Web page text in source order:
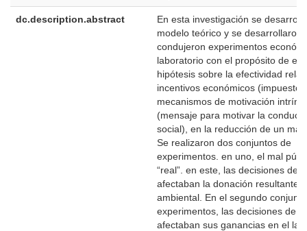
dc.description.abstract
En esta investigación se
modelo teórico y se desarrollaron
condujeron experimentos
laboratorio con el propósito de
hipótesis sobre la efectividad
incentivos económicos (impuesto)
mecanismos de motivación
(mensaje para motivar la
social), en la reducción de un mal
Se realizaron dos conjuntos de
experimentos. en uno, el mal
“real”. en este, las decisiones del
afectaban la donación resultante
ambiental. En el segundo
experimentos, las decisiones de
afectaban sus ganancias en el